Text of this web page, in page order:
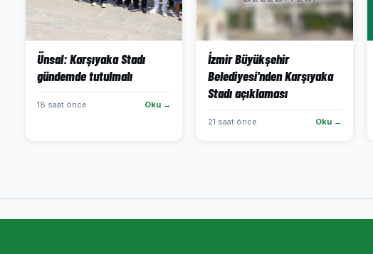
Ünsal: Karşıyaka Stadı
gündemde tutulmalı
18 saat önce Oku →
İzmir Büyükşehir
Belediyesi'nden Karşıyaka
Stadı açıklaması
21 saat önce Oku →